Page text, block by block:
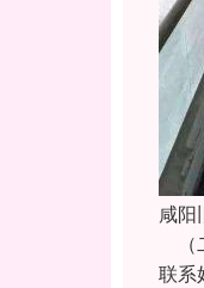
咸阳
（
联系